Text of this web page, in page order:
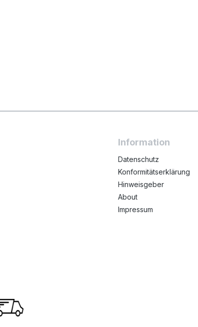
Information
Datenschutz
Konformitätserklärung
Hinweisgeber
About
Impressum